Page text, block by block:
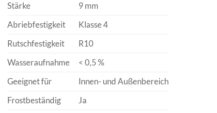
Stärke
9 mm
Abriebfestigkeit
Klasse 4
Rutschfestigkeit
R10
Wasseraufnahme
< 0,5 %
Geeignet für
Innen- und Außenbereich
Frostbeständig
Ja